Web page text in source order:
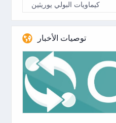
كيماويات البولي يوريثين
توصيات الأخبار